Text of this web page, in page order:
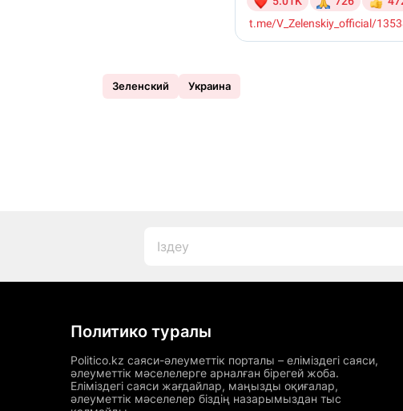
Зеленский Украина
Политико туралы
Politico.kz саяси-әлеуметтік порталы – еліміздегі саяси,
әлеуметтік мәселелерге арналған бірегей жоба.
Еліміздегі саяси жағдайлар, маңызды оқиғалар,
әлеуметтік мәселелер біздің назарымыздан тыс